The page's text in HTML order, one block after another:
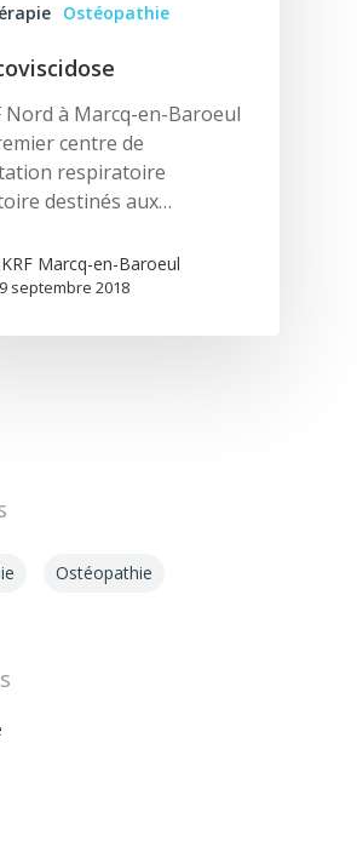
Ostéopathie
Nord à Marcq-en-Baroeul
centre de
respiratoire
destinés aux…
Marcq-en-Baroeul
septembre 2018
Ostéopathie
CKRF
L’équipe
Accès